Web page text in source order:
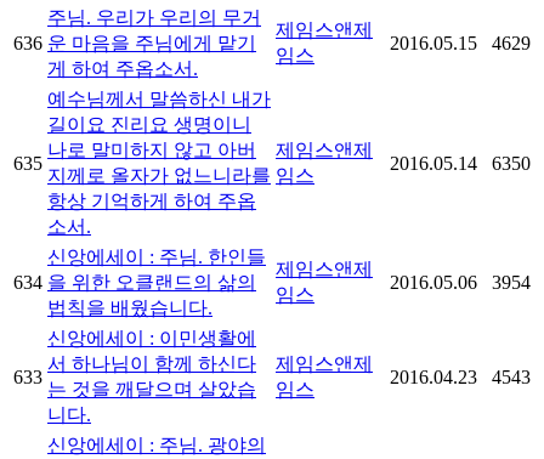
636
주님. 우리가 우리의 무거
운 마음을 주님에게 맡기
게 하여 주옵소서.
제임스앤제
임스
2016.05.15 4629
635
예수님께서 말씀하신 내가
길이요 진리요 생명이니
나로 말미하지 않고 아버
지께로 올자가 없느니라를
항상 기억하게 하여 주옵
소서.
제임스앤제
임스
2016.05.14 6350
634
신앙에세이 : 주님. 한인들
을 위한 오클랜드의 삶의
법칙을 배웠습니다.
제임스앤제
임스
2016.05.06 3954
633
신앙에세이 : 이민생활에
서 하나님이 함께 하신다
는 것을 깨달으며 살았습
니다.
제임스앤제
임스
2016.04.23 4543
신앙에세이 : 주님. 광야의